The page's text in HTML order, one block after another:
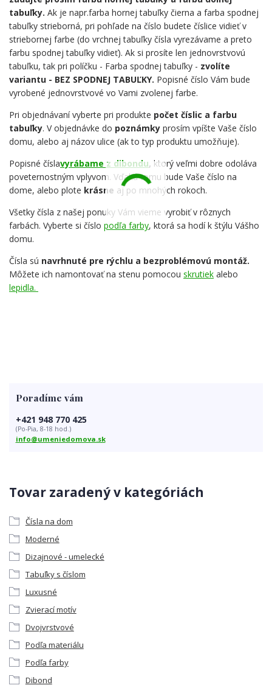
tabuľky. Ak je napr.farba hornej tabuľky čierna a farba spodnej
tabuľky strieborná, pri pohľade na číslo budete číslice vidieť v
striebornej farbe (do vrchnej tabuľky čísla vyrezávame a preto
farbu spodnej tabuľky vidieť). Ak si prosíte len jednovrstvovú
tabuľku, tak pri políčku - Farba spodnej tabuľky - zvolíte
variantu - BEZ SPODNEJ TABUĽKY. Popisné číslo Vám bude
vyrobené jednovrstvové vo Vami zvolenej farbe.
Pri objednávaní vyberte pri produkte počet číslic a farbu
tabuľky. V objednávke do poznámky prosím vpíšte Vaše číslo
domu, alebo aj názov ulice (ak to typ produktu umožňuje).
Popisné číslavyrábame z dibondu, ktorý veľmi dobre odoláva
poveternostným vplyvom. Vďaka tomu bude Vaše číslo na
dome, alebo plote krásne aj po mnohých rokoch.
Všetky čísla z našej ponuky Vám vieme vyrobiť v rôznych
farbách. Vyberte si číslo podľa farby, ktorá sa hodí k štýlu Vášho
domu.
Čísla sú navrhnuté pre rýchlu a bezproblémovú montáž.
Môžete ich namontovať na stenu pomocou skrutiek alebo
lepidla.
Tovar zaradený v kategóriách
Čísla na dom
Moderné
Dizajnové - umelecké
Tabuľky s číslom
Luxusné
Zvierací motív
Dvojvrstvové
Podľa materiálu
Podľa farby
Dibond
Poradíme vám
+421 948 770 425
(Po-Pia, 8-18 hod.)
info@umeniedomova.sk